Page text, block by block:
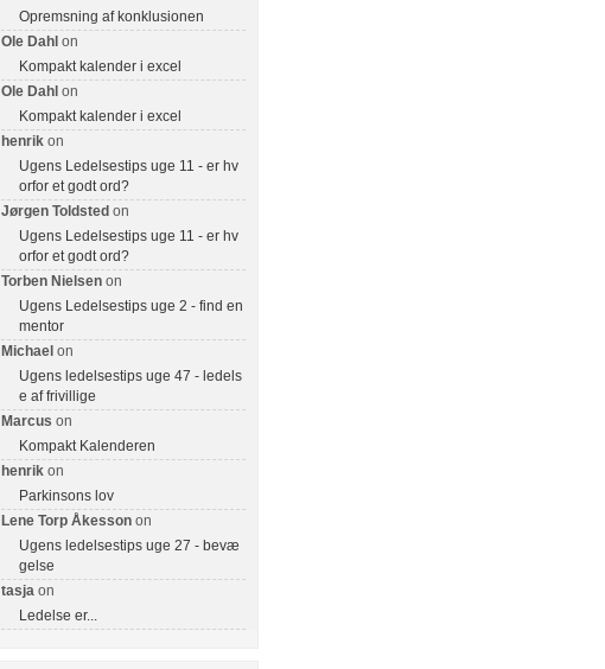
Opremsning af konklusionen
Ole Dahl on
Kompakt kalender i excel
Ole Dahl on
Kompakt kalender i excel
henrik on
Ugens Ledelsestips uge 11 - er hv
orfor et godt ord?
Jørgen Toldsted on
Ugens Ledelsestips uge 11 - er hv
orfor et godt ord?
Torben Nielsen on
Ugens Ledelsestips uge 2 - find en
mentor
Michael on
Ugens ledelsestips uge 47 - ledels
e af frivillige
Marcus on
Kompakt Kalenderen
henrik on
Parkinsons lov
Lene Torp Åkesson on
Ugens ledelsestips uge 27 - bevæ
gelse
tasja on
Ledelse er...